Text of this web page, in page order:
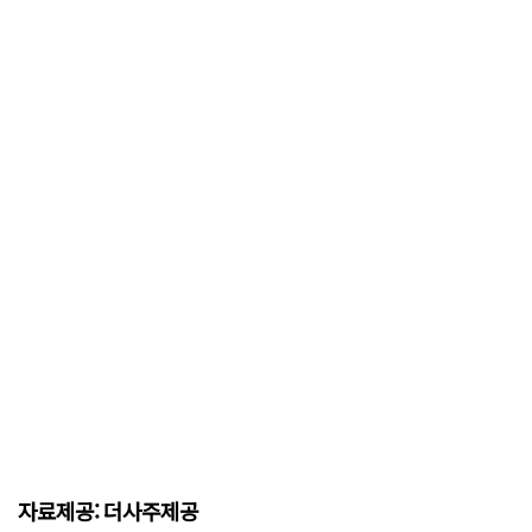
자료제공: 더사주제공